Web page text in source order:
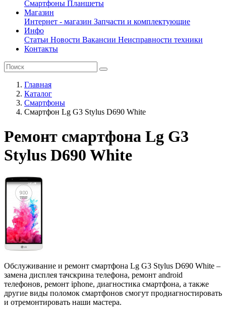
Смартфоны Планшеты
Магазин
Интернет - магазин Запчасти и комплектующие
Инфо
Статьи Новости Вакансии Неисправности техники
Контакты
Главная
Каталог
Смартфоны
Смартфон Lg G3 Stylus D690 White
Ремонт смартфона Lg G3
Stylus D690 White
Обслуживание и ремонт смартфона Lg G3 Stylus D690 White –
замена дисплея тачскрина телефона, ремонт android
телефонов, ремонт iphone, диагностика смартфона, а также
другие виды поломок смартфонов смогут продиагностировать
и отремонтировать наши мастера.